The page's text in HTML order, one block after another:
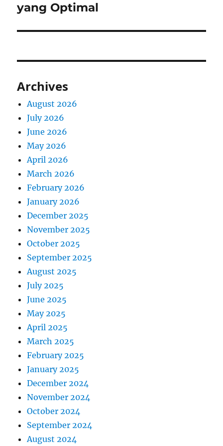
yang Optimal
Archives
August 2026
July 2026
June 2026
May 2026
April 2026
March 2026
February 2026
January 2026
December 2025
November 2025
October 2025
September 2025
August 2025
July 2025
June 2025
May 2025
April 2025
March 2025
February 2025
January 2025
December 2024
November 2024
October 2024
September 2024
August 2024